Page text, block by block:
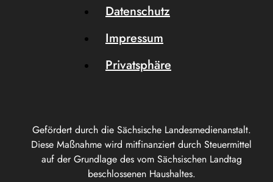
Gefördert durch die Sächsische Landesmedienanstalt.
Diese Maßnahme wird mitfinanziert durch Steuermittel
auf der Grundlage des vom Sächsischen Landtag
beschlossenen Haushaltes.
Datenschutz
Impressum
Privatsphäre